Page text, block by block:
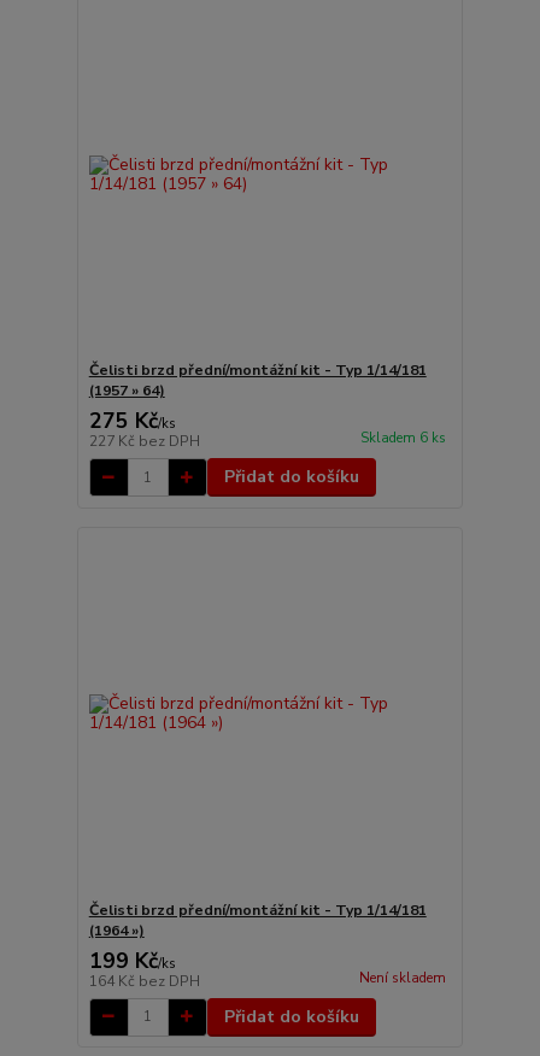
Čelisti brzd přední/montážní kit - Typ 1/14/181
(1957 » 64)
275 Kč/ks
227 Kč bez DPH Skladem 6 ks
Přidat do košíku
Čelisti brzd přední/montážní kit - Typ 1/14/181
(1964 »)
199 Kč/ks
164 Kč bez DPH Není skladem
Přidat do košíku